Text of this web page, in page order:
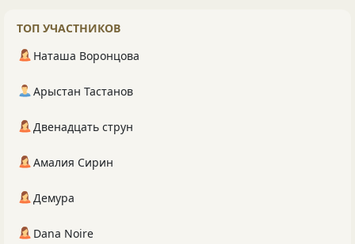
ТОП УЧАСТНИКОВ
Наташа Воронцова
Арыстан Тастанов
Двенадцать струн
Амалия Сирин
Демура
Dana Noire